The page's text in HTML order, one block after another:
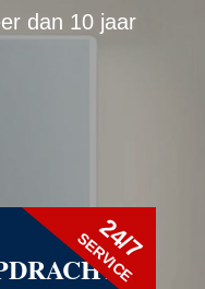
dan 10 jaar
24/7
SERVICE